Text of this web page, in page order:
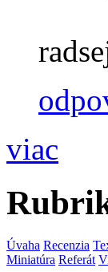
viac
Úvaha Recenzia
Miniatúra Referát